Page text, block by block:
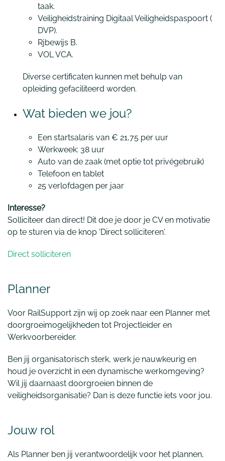
taak.
Veiligheidstraining Digitaal Veiligheidspaspoort (
DVP).
Rjbewijs B.
VOL VCA.
Diverse certificaten kunnen met behulp van
opleiding gefaciliteerd worden.
Wat bieden we jou?
Een startsalaris van € 21,75 per uur
Werkweek: 38 uur
Auto van de zaak (met optie tot privégebruik)
Telefoon en tablet
25 verlofdagen per jaar
Interesse?
Solliciteer dan direct! Dit doe je door je CV en motivatie
op te sturen via de knop 'Direct solliciteren'.
Direct solliciteren
Planner
Voor RailSupport zijn wij op zoek naar een Planner met
doorgroeimogelijkheden tot Projectleider en
Werkvoorbereider.
Ben jij organisatorisch sterk, werk je nauwkeurig en
houd je overzicht in een dynamische werkomgeving?
Wil jij daarnaast doorgroeien binnen de
veiligheidsorganisatie? Dan is deze functie iets voor jou.
Jouw rol
Als Planner ben jij verantwoordelijk voor het plannen,